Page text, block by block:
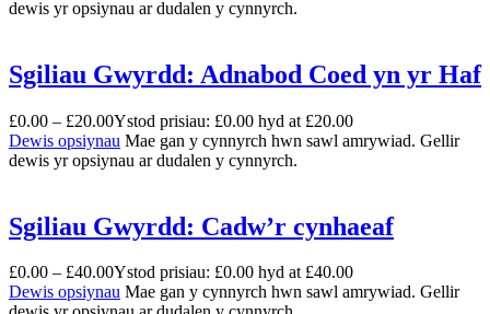
dewis yr opsiynau ar dudalen y cynnyrch.
Sgiliau Gwyrdd: Adnabod Coed yn yr Haf
£0.00 – £20.00Ystod prisiau: £0.00 hyd at £20.00
Dewis opsiynau Mae gan y cynnyrch hwn sawl amrywiad. Gellir
dewis yr opsiynau ar dudalen y cynnyrch.
Sgiliau Gwyrdd: Cadw’r cynhaeaf
£0.00 – £40.00Ystod prisiau: £0.00 hyd at £40.00
Dewis opsiynau Mae gan y cynnyrch hwn sawl amrywiad. Gellir